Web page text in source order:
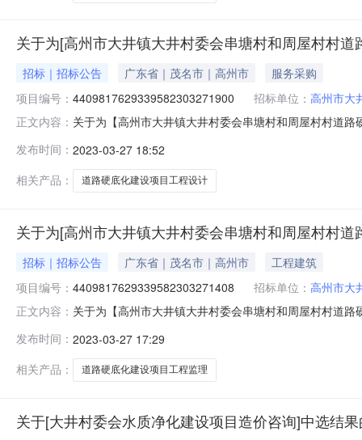
关于为[高州市大井镇大井村委会串塘村和周屋村村
招标｜招标公告 广东省｜茂名市｜高州市
服务采购
项目编号： 4409817629339582303271900 招标单位： 高州市大
正文内容： 关于为【高州市大井镇大井村委会串塘村和周屋村村道
构，未被选中的机构不应有任何异议。项目业主高州市
（属于非行政管理的中介服务项目采
发布时间： 2023-03-27 18:52
相关产品：
道路硬底化建设项目工程设计
关于为[高州市大井镇大井村委会串塘村和周屋村村
招标｜招标公告 广东省｜茂名市｜高州市
工程建筑
项目编号： 4409817629339582303271408 招标单位： 高州市大
正文内容： 关于为【高州市大井镇大井村委会串塘村和周屋村村道
构，未被选中的机构不应有任何异议。项目业主高州市
（属于非行政管理的中介服务项目采
发布时间： 2023-03-27 17:29
相关产品：
道路硬底化建设项目工程监理
关于[大井村委会水质净化建设项目造价咨询]中选结